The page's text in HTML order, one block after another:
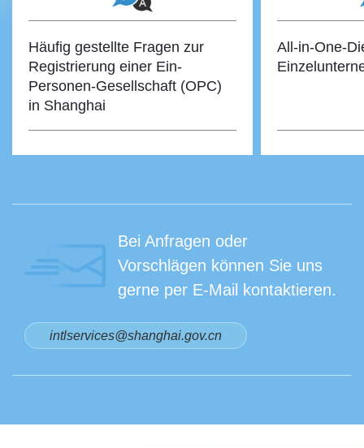
Häufig gestellte Fragen zur
Registrierung einer Ein-
Personen-Gesellschaft (OPC)
in Shanghai
All-in-One-
Bei Anfragen oder
Vorschlägen können Sie uns
gerne per E-Mail kontaktieren.
intlservices@shanghai.gov.cn